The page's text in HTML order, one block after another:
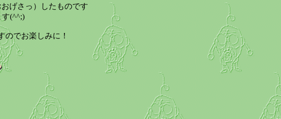
げさっ）したものです
す(^^;)
のでお楽しみに！